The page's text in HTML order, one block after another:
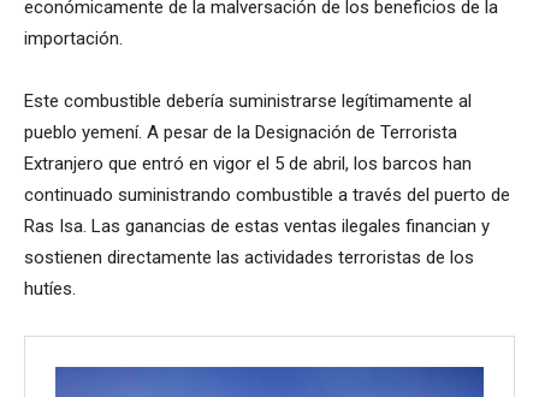
económicamente de la malversación de los beneficios de la
importación.
Este combustible debería suministrarse legítimamente al
pueblo yemení. A pesar de la Designación de Terrorista
Extranjero que entró en vigor el 5 de abril, los barcos han
continuado suministrando combustible a través del puerto de
Ras Isa. Las ganancias de estas ventas ilegales financian y
sostienen directamente las actividades terroristas de los
hutíes.